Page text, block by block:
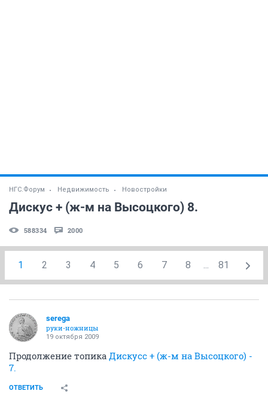
НГС.Форум Недвижимость Новостройки
Дискус + (ж-м на Высоцкого) 8.
588334 2000
1 2 3 4 5 6 7 8 ... 81
serega
руки-ножницы
19 октября 2009
Продолжение топика Дискусс + (ж-м на Высоцкого) -
7.
ОТВЕТИТЬ